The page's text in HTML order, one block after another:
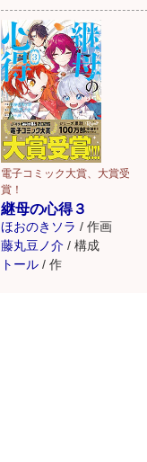
電子コミック大賞、大賞受
賞！
継母の心得３
ほおのきソラ / 作画
藤丸豆ノ介 / 構成
トール / 作